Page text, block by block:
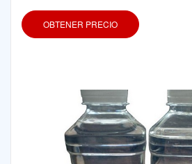
OBTENER PRECIO